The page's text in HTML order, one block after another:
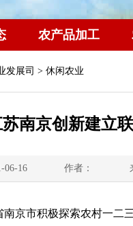
农产品加工
发展司 > 休闲农业
南京创新建立
06-16 作者：
南京市积极探索农村一二